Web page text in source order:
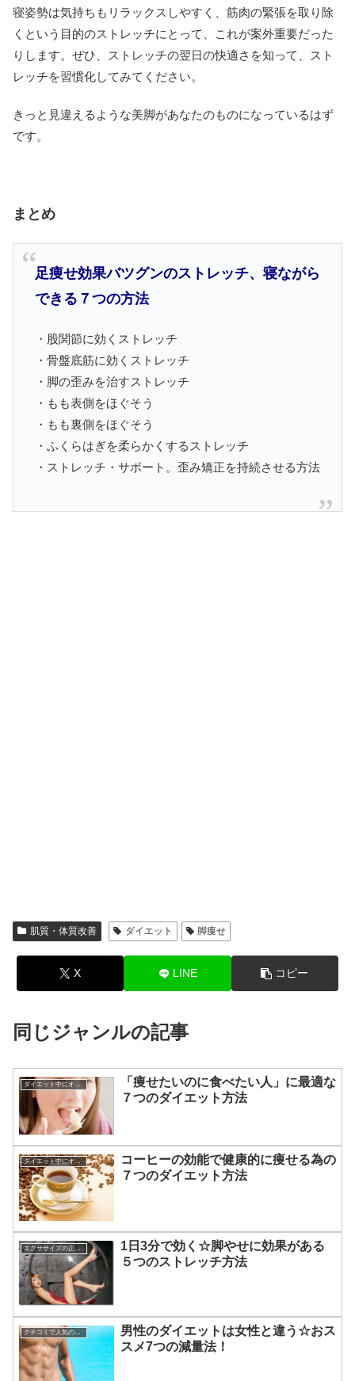
寝姿勢は気持ちもリラックスしやすく、筋肉の緊張を取り除
くという目的のストレッチにとって、これが案外重要だった
りします。ぜひ、ストレッチの翌日の快適さを知って、スト
レッチを習慣化してみてください。
きっと見違えるような美脚があなたのものになっているはず
です。
まとめ
足痩せ効果バツグンのストレッチ、寝ながら
できる７つの方法
・股関節に効くストレッチ
・骨盤底筋に効くストレッチ
・脚の歪みを治すストレッチ
・もも表側をほぐそう
・もも裏側をほぐそう
・ふくらはぎを柔らかくするストレッチ
・ストレッチ・サポート。歪み矯正を持続させる方法
肌質・体質改善 ダイエット 脚痩せ
X LINE コピー
同じジャンルの記事
「痩せたいのに食べたい人」に最適な
７つのダイエット方法
ダイエット中にオススメの食材
コーヒーの効能で健康的に痩せる為の
７つのダイエット方法
エクササイズの正しい知識☆
1日3分で効く☆脚やせに効果がある
５つのストレッチ方法
クチコミで人気のダイエット
男性のダイエットは女性と違う☆おス
スメ7つの減量法！